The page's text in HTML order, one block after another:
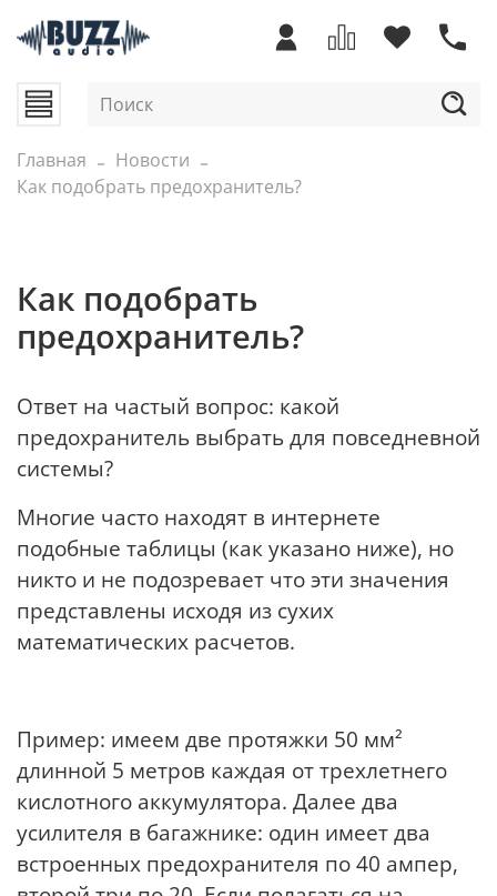
Главная
Новости
Как подобрать предохранитель?
Как подобрать
предохранитель?
Ответ на частый вопрос: какой
предохранитель выбрать для повседневной
системы?
Многие часто находят в интернете
подобные таблицы (как указано ниже), но
никто и не подозревает что эти значения
представлены исходя из сухих
математических расчетов.
Пример: имеем две протяжки 50 мм²
длинной 5 метров каждая от трехлетнего
кислотного аккумулятора. Далее два
усилителя в багажнике: один имеет два
встроенных предохранителя по 40 ампер,